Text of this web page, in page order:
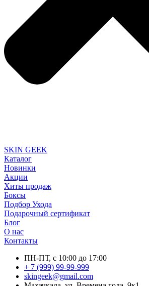
SKIN GEEK
Каталог
Новинки
Акции
Хиты продаж
Боксы
Подбор Ухода
Подарочный сертификат
Блог
О нас
Контакты
ПН-ПТ, с 10:00 до 17:00
+ 7 (999) 99-99-999
skingeek@gmail.com